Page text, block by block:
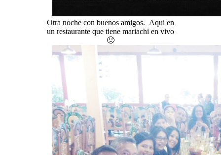
Otra noche con buenos amigos. Aqui en
un restaurante que tiene mariachi en vivo
🙂